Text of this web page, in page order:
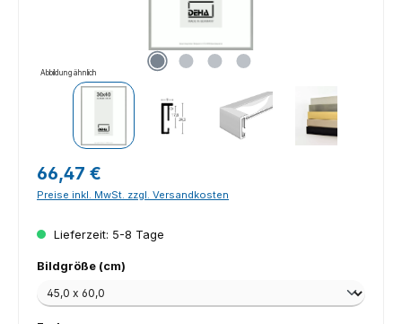
Abbildung ähnlich
Regulärer Preis:
66,47 €
Preise inkl. MwSt. zzgl. Versandkosten
Lieferzeit: 5-8 Tage
Bildgröße (cm)